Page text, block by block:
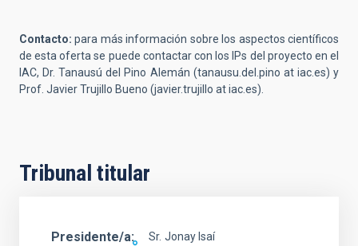
Contacto: para más información sobre los aspectos científicos
de esta oferta se puede contactar con los IPs del proyecto en el
IAC, Dr. Tanausú del Pino Alemán (tanausu.del.pino at iac.es) y
Prof. Javier Trujillo Bueno (javier.trujillo at iac.es).
Tribunal titular
Presidente/a Sr. Jonay Isaí